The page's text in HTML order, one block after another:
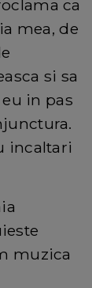
ca
mea, de
si sa
in pas
incaltari
muzica